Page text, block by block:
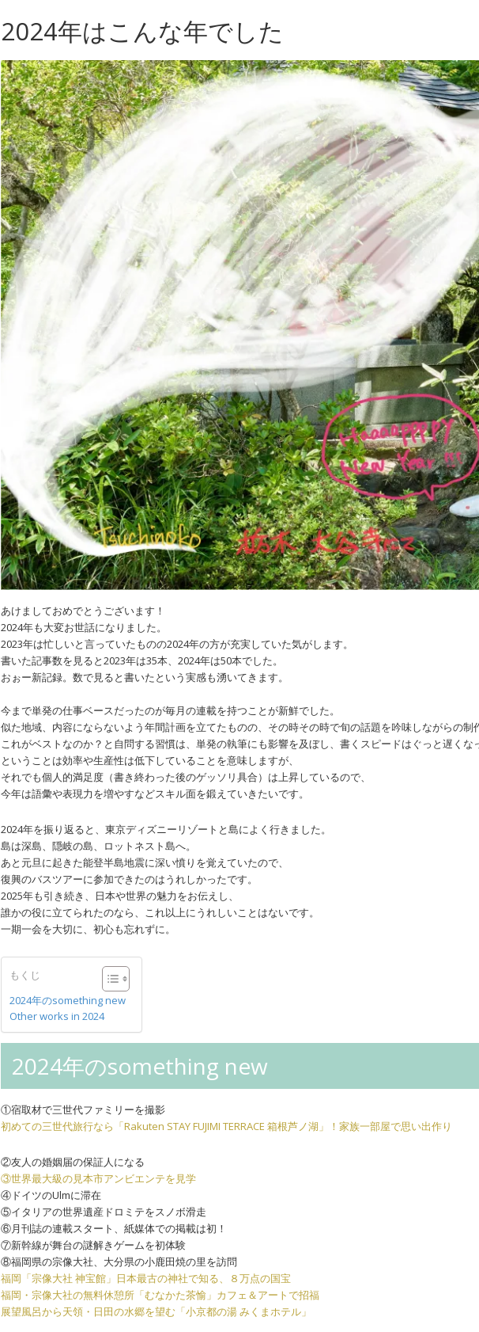
2024年はこんな年でした
あけましておめでとうございます！
2024年も大変お世話になりました。
2023年は忙しいと言っていたものの2024年の方が充実していた気がします。
書いた記事数を見ると2023年は35本、2024年は50本でした。
おぉー新記録。数で見ると書いたという実感も湧いてきます。
今まで単発の仕事ベースだったのが毎月の連載を持つことが新鮮でした。
似た地域、内容にならないよう年間計画を立てたものの、その時その時で旬の話題を吟味しながらの制
これがベストなのか？と自問する習慣は、単発の執筆にも影響を及ぼし、書くスピードはぐっと遅くな
ということは効率や生産性は低下していることを意味しますが、
それでも個人的満足度（書き終わった後のゲッソリ具合）は上昇しているので、
今年は語彙や表現力を増やすなどスキル面を鍛えていきたいです。
2024年を振り返ると、東京ディズニーリゾートと島によく行きました。
島は深島、隠岐の島、ロットネスト島へ。
あと元旦に起きた能登半島地震に深い憤りを覚えていたので、
復興のバスツアーに参加できたのはうれしかったです。
2025年も引き続き、日本や世界の魅力をお伝えし、
誰かの役に立てられたのなら、これ以上にうれしいことはないです。
一期一会を大切に、初心も忘れずに。
もくじ
2024年のsomething new
Other works in 2024
2024年のsomething new
①宿取材で三世代ファミリーを撮影
初めての三世代旅行なら「Rakuten STAY FUJIMI TERRACE 箱根芦ノ湖」！家族一部屋で思い出作り
②友人の婚姻届の保証人になる
③世界最大級の見本市アンビエンテを見学
④ドイツのUlmに滞在
⑤イタリアの世界遺産ドロミテをスノボ滑走
⑥月刊誌の連載スタート、紙媒体での掲載は初！
⑦新幹線が舞台の謎解きゲームを初体験
⑧福岡県の宗像大社、大分県の小鹿田焼の里を訪問
福岡「宗像大社 神宝館」日本最古の神社で知る、８万点の国宝
福岡・宗像大社の無料休憩所「むなかた茶愉」カフェ＆アートで招福
展望風呂から天領・日田の水郷を望む「小京都の湯 みくまホテル」